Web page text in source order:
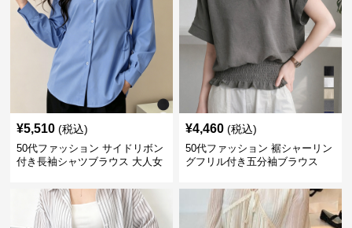
¥5,510 (税込)
50代ファッション サイドリボン
付き長袖シャツブラウス 大人女
¥4,460 (税込)
50代ファッション 裾シャーリン
グフリル付き五分袖ブラウス